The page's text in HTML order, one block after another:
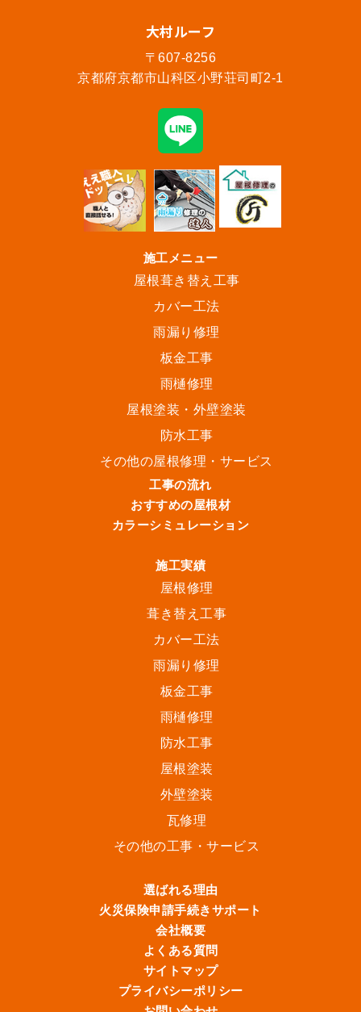
大村ルーフ
〒607-8256
京都府京都市山科区小野荘司町2-1
施工メニュー
屋根葺き替え工事
カバー工法
雨漏り修理
板金工事
雨樋修理
屋根塗装・外壁塗装
防水工事
その他の屋根修理・サービス
工事の流れ
おすすめの屋根材
カラーシミュレーション
施工実績
屋根修理
葺き替え工事
カバー工法
雨漏り修理
板金工事
雨樋修理
防水工事
屋根塗装
外壁塗装
瓦修理
その他の工事・サービス
選ばれる理由
火災保険申請手続きサポート
会社概要
よくある質問
サイトマップ
プライバシーポリシー